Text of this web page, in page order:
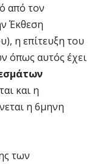
από τον
Έκθεση
η επίτευξη του
όπως αυτός έχει
και η
η 6μηνη
των